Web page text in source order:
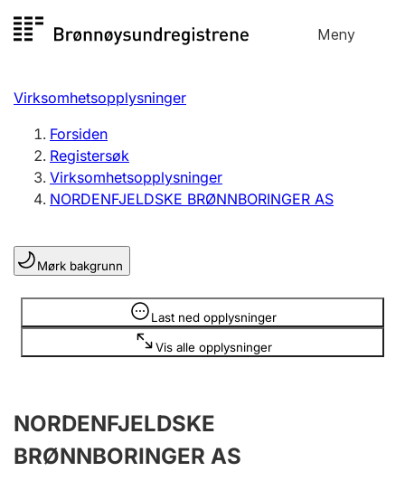
til
Meny
Registersøk
Aksjeselskap
Enkeltpersonforetak
Registrere, endre, slette
Lag og forening
Registrere, endre, slette
Årsregnskap
Innsending og forsinkelsesgebyr
Virksomhetsopplysninger
Forsiden
Registersøk
Virksomhetsopplysninger
NORDENFJELDSKE BRØNNBORINGER AS
Mørk bakgrunn
Last ned opplysninger
Vis alle opplysninger
Opplysninger er skjult
NORDENFJELDSKE
BRØNNBORINGER AS